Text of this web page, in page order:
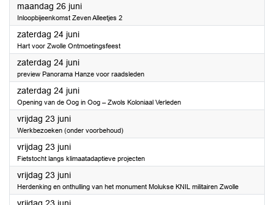
maandag 26 juni2023
Inloopbijeenkomst Zeven Alleetjes 2
zaterdag 24 juni2023
Hart voor Zwolle Ontmoetingsfeest
zaterdag 24 juni2023
preview Panorama Hanze voor raadsleden
zaterdag 24 juni2023
Opening van de Oog in Oog – Zwols Koloniaal Verleden
vrijdag 23 juni2023
Werkbezoeken (onder voorbehoud)
vrijdag 23 juni2023
Fietstocht langs klimaatadaptieve projecten
vrijdag 23 juni2023
Herdenking en onthulling van het monument Molukse KNIL militairen Zwolle
2023